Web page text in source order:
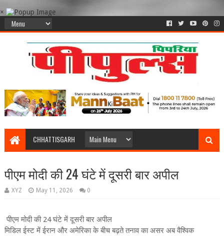
×
CHHATTISGARH
पीएम मोदी की 24 घंटे में दूसरी बार अपील
XYZ May 11, 2026 0
पीएम मोदी की 24 घंटे में दूसरी बार अपील
मिडिल ईस्ट में ईरान और अमेरिका के बीच बढ़ते तनाव का असर अब वैश्विक